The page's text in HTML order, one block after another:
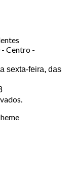
- Centro -
sexta-feira, das